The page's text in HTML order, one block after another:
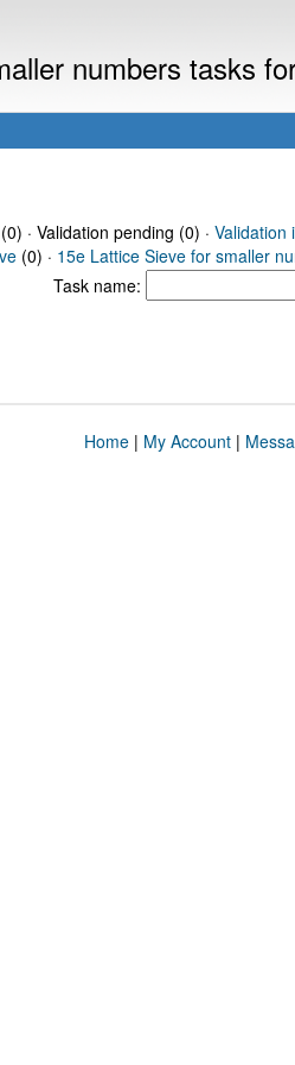
numbers tasks
· Validation pending (0) · Validation
(0) · 15e Lattice Sieve for smaller
Task name:
Home| My Account|